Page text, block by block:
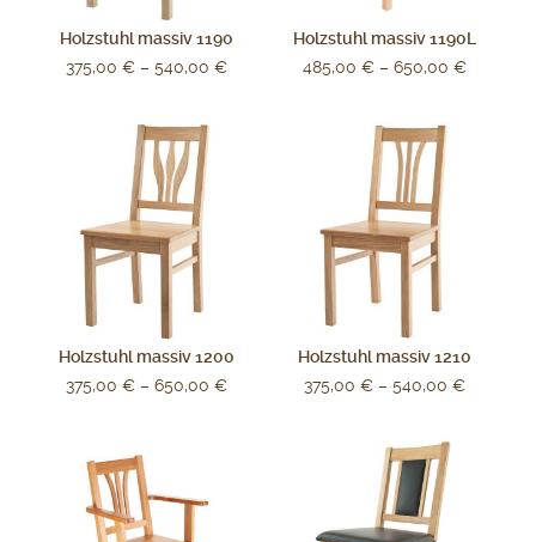
Holzstuhl massiv 1190
375,00€ – 540,00€
Holzstuhl massiv 1190L
485,00 €– 650,00 €
Holzstuhl massiv 1200
375,00€ –650,00€
Holzstuhl massiv 1210
375,00 €– 540,00 €